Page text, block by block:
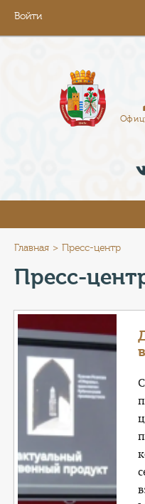
Войти
АДМИНИСТРАЦИЯ
ПРЕСС-ЦЕНТР
ТУРИСТАМ
КОНТАКТЫ
ТАРИФЫ
ГЕРОИ Z
КАТАЛОГ УСЛУГ
СЛУЖБА ПО КОНТРАКТУ
Главная Пресс-центр
Пресс-